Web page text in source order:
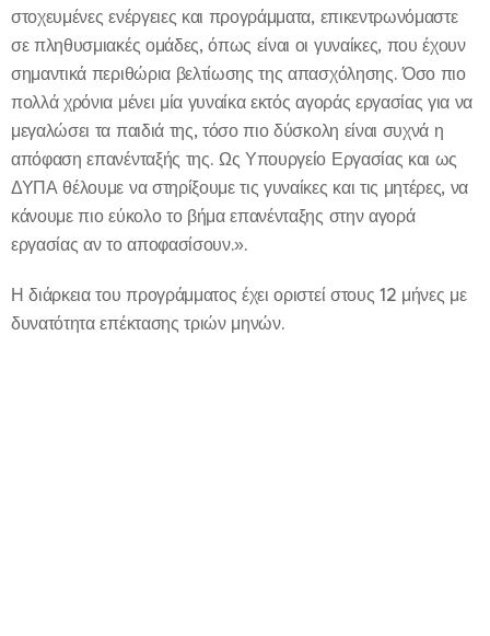
στοχευμένες ενέργειες και προγράμματα, επικεντρωνόμαστε
σε πληθυσμιακές ομάδες, όπως είναι οι γυναίκες, που έχουν
σημαντικά περιθώρια βελτίωσης της απασχόλησης. Όσο πιο
πολλά χρόνια μένει μία γυναίκα εκτός αγοράς εργασίας για να
μεγαλώσει τα παιδιά της, τόσο πιο δύσκολη είναι συχνά η
απόφαση επανένταξής της. Ως Υπουργείο Εργασίας και ως
ΔΥΠΑ θέλουμε να στηρίξουμε τις γυναίκες και τις μητέρες, να
κάνουμε πιο εύκολο το βήμα επανένταξης στην αγορά
εργασίας αν το αποφασίσουν.».
Η διάρκεια του προγράμματος έχει οριστεί στους 12 μήνες με
δυνατότητα επέκτασης τριών μηνών.